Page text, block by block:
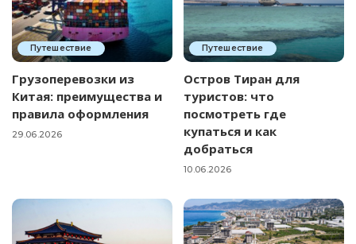
Путешествие
Грузоперевозки из
Китая: преимущества и
правила оформления
29.06.2026
Путешествие
Остров Тиран для
туристов: что
посмотреть где
купаться и как
добраться
10.06.2026